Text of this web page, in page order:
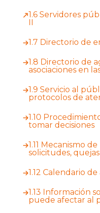
1.6 Servidores
II
1.7 Directorio de
1.8 Directorio de
asociaciones en
1.9 Servicio al
protocolos de
1.10
tomar decisiones
1.11 Mecanismo
solicitudes,
1.12 Calendario
1.13 Información
puede afectar al